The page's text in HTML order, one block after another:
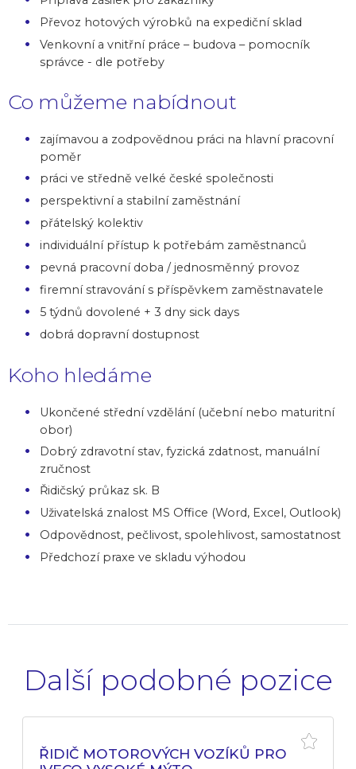
Převoz hotových výrobků na expediční sklad
Venkovní a vnitřní práce – budova – pomocník
správce - dle potřeby
Co můžeme nabídnout
zajímavou a zodpovědnou práci na hlavní pracovní
poměr
práci ve středně velké české společnosti
perspektivní a stabilní zaměstnání
přátelský kolektiv
individuální přístup k potřebám zaměstnanců
pevná pracovní doba / jednosměnný provoz
firemní stravování s příspěvkem zaměstnavatele
5 týdnů dovolené + 3 dny sick days
dobrá dopravní dostupnost
Koho hledáme
Ukončené střední vzdělání (učební nebo maturitní
obor)
Dobrý zdravotní stav, fyzická zdatnost, manuální
zručnost
Řidičský průkaz sk. B
Uživatelská znalost MS Office (Word, Excel, Outlook)
Odpovědnost, pečlivost, spolehlivost, samostatnost
Předchozí praxe ve skladu výhodou
Další podobné pozice
ŘIDIČ MOTOROVÝCH VOZÍKŮ PRO